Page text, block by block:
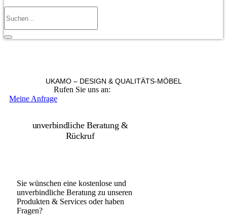
UKAMO – DESIGN & QUALITÄTS-MÖBEL
Rufen Sie uns an:
Meine Anfrage
unverbindliche Beratung &
Rückruf
Sie wünschen eine kostenlose und
unverbindliche Beratung zu unseren
Produkten & Services oder haben
Fragen?